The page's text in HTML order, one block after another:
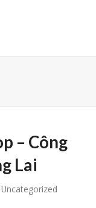
– Công
Lai
Uncategorized